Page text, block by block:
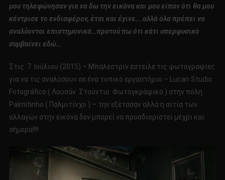
μου τηλεφώνησαν για να δω την εικόνα και μου είπαν ότι θα μου
κέντρισε το ενδιαφέρον, έτσι και έγινε….αλλά όλα πρέπει να
αναλύονται επιστημονικά…προτού πω ότι κάτι υπερφυσικό
συμβαίνει εδώ…
Στις 7 Ιούλιου (2015) – Μπαλεστρίν έστειλε τις φωτογραφίες
για να τις αναλύσουν σε ένα τοπικό εργαστήριο – Lucan Studio
Fotográfico ( Λουσάν Στούντιο Φωτογκράφικο ) στην πόλη
Palmitinho ( Παλμιτίνχο ) – την εξέτασαν αλλά η αιτία των
αλλαγών στην εικόνα δεν μπορεί να προσδιοριστεί μέχρι και
σήμερα!!!!